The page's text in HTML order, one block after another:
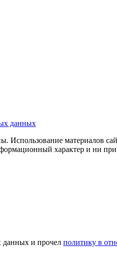
данных
материалов
характер и ни
данных и прочел политику в